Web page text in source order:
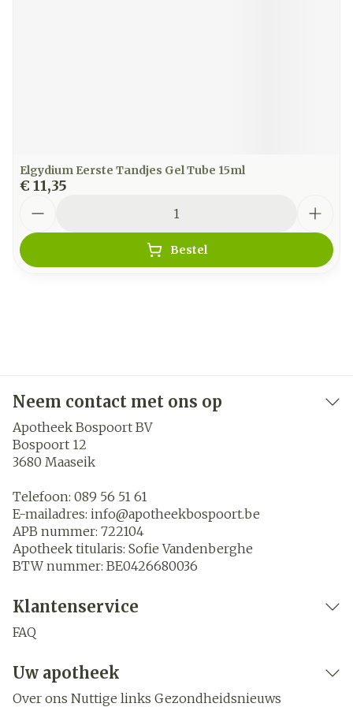
Elgydium Eerste Tandjes Gel Tube 15ml
€ 11,35
Bestel
Neem contact met ons op
Apotheek Bospoort BV
Bospoort 12
3680 Maaseik
Telefoon: 089 56 51 61
E-mailadres: info@apotheekbospoort.be
APB nummer: 722104
Apotheek titularis: Sofie Vandenberghe
BTW nummer: BE0426680036
Klantenservice
FAQ
Uw apotheek
Over ons Nuttige links Gezondheidsnieuws